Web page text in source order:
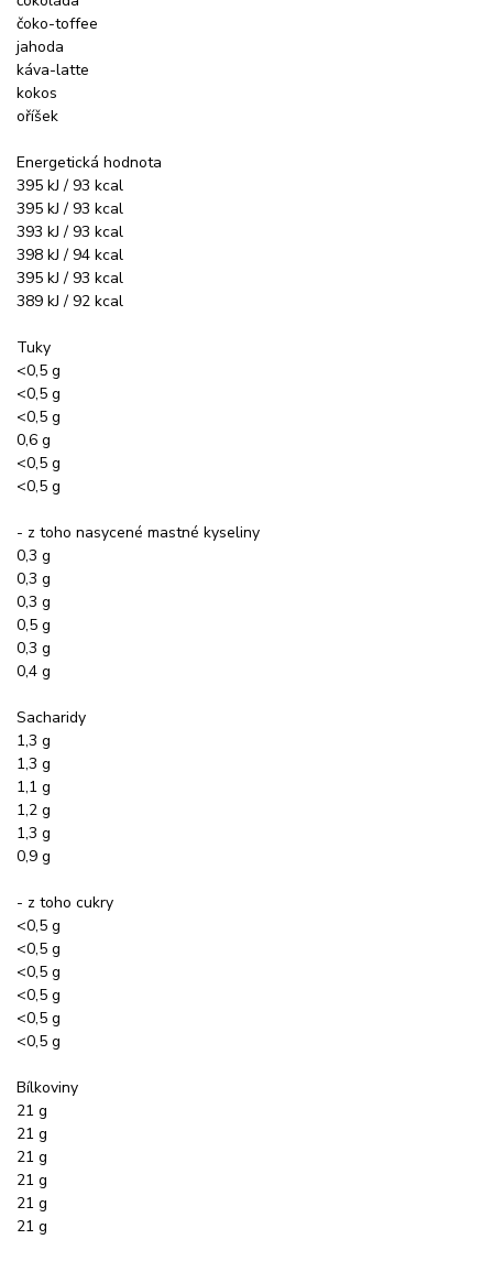
čoko-toffee
jahoda
káva-latte
kokos
oříšek
Energetická hodnota
395 kJ / 93 kcal
395 kJ / 93 kcal
393 kJ / 93 kcal
398 kJ / 94 kcal
395 kJ / 93 kcal
389 kJ / 92 kcal
Tuky
<0,5 g
<0,5 g
<0,5 g
0,6 g
<0,5 g
<0,5 g
- z toho nasycené mastné kyseliny
0,3 g
0,3 g
0,3 g
0,5 g
0,3 g
0,4 g
Sacharidy
1,3 g
1,3 g
1,1 g
1,2 g
1,3 g
0,9 g
- z toho cukry
<0,5 g
<0,5 g
<0,5 g
<0,5 g
<0,5 g
<0,5 g
Bílkoviny
21 g
21 g
21 g
21 g
21 g
21 g